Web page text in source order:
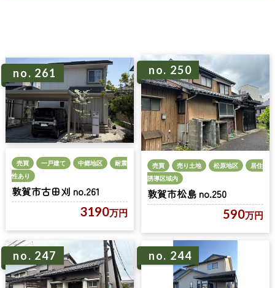
no. 261
売買 一戸建て 中郷地区
耐震
性あり
敦賀市古田刈 no.261
3190万円
no. 250
売買 売り土地 松原地区
居住
誘導区域内
敦賀市松島 no.250
590万円
no. 247 no. 244